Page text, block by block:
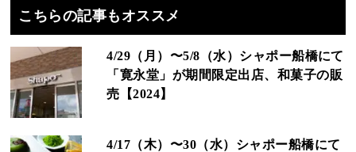
こちらの記事もオススメ
4/29（月）〜5/8（水）シャポー船橋にて
「寛永堂」が期間限定出店、和菓子の販
売【2024】
4/17（木）〜30（水）シャポー船橋にて